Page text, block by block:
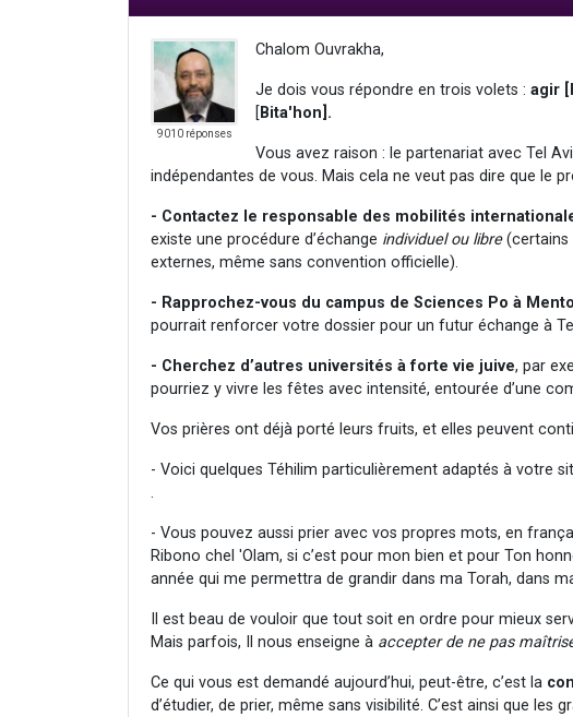
9010 réponses
Chalom Ouvrakha,
Je dois vous répondre en trois volets : agir
[ Bita'hon].
Vous avez raison : le partenariat avec Tel
indépendantes de vous. Mais cela ne veut pas dire que le
- Contactez le responsable des mobilités
existe une procédure d’échange individuel ou libre(certains
externes, même sans convention officielle).
- Rapprochez-vous du campus de Sciences Po à
pourrait renforcer votre dossier pour un futur échange à
- Cherchez d’autres universités à forte vie juive, par
pourriez y vivre les fêtes avec intensité, entourée d’une
Vos prières ont déjà porté leurs fruits, et elles peuvent
- Voici quelques Téhilim particulièrement adaptés à votre
.
- Vous pouvez aussi prier avec vos propres mots, en
Ribono chel 'Olam, si c’est pour mon bien et pour Ton
année qui me permettra de grandir dans ma Torah, dans
Il est beau de vouloir que tout soit en ordre pour mieux
Mais parfois, Il nous enseigne à accepter de ne pas
Ce qui vous est demandé aujourd’hui, peut-être, c’est la
d’étudier, de prier, même sans visibilité. C’est ainsi que